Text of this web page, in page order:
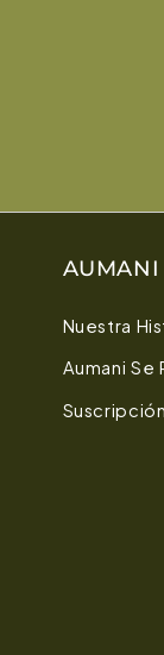
AUMANI
Nuestra
Aumani Se